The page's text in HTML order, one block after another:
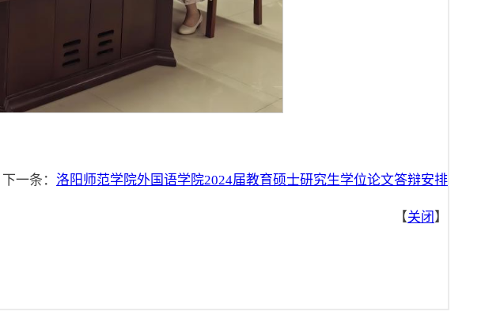
下一条： 洛阳师范学院外国语学院2024届教育硕士研究生学位论文答辩安排
【关闭 】